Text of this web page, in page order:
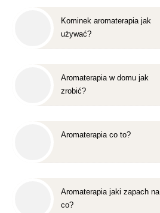
Kominek aromaterapia jak
używać?
Aromaterapia w domu jak
zrobić?
Aromaterapia co to?
Aromaterapia jaki zapach na
co?